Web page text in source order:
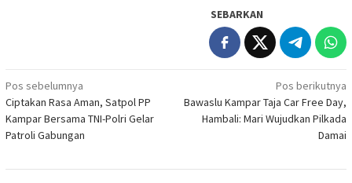
SEBARKAN
Navigasi
pos
Pos sebelumnya
Ciptakan Rasa Aman, Satpol PP
Kampar Bersama TNI-Polri Gelar
Patroli Gabungan
Pos berikutnya
Bawaslu Kampar Taja Car Free Day,
Hambali: Mari Wujudkan Pilkada
Damai